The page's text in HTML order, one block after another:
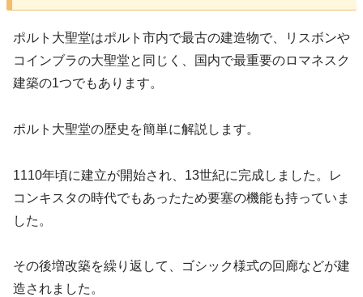
ポルト大聖堂はポルト市内で最古の建造物で、リスボンや
コインブラの大聖堂と同じく、国内で最重要のロマネスク
建築の1つでもあります。
ポルト大聖堂の歴史を簡単に解説します。
1110年頃に建立が開始され、13世紀に完成しました。レ
コンキスタの時代でもあったため要塞の機能も持っていま
した。
その後増改築を繰り返して、ゴシック様式の回廊などが建
造されました。